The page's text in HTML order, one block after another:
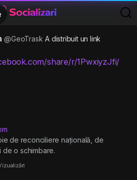
@GeoTrask A distribuit un link
share/r/1PwxiyzJfi/
de reconciliere națională, de
de o schimbare.